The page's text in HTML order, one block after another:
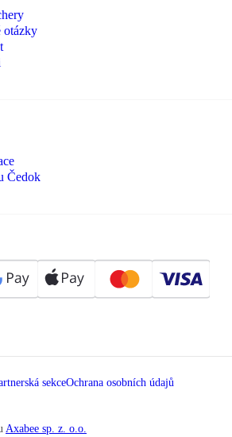
otázky
Čedok
sekceOchrana osobních údajů
Axabee sp. z. o.o.